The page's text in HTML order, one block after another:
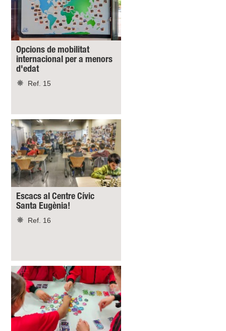
Opcions de mobilitat
internacional per a menors
d'edat
Ref. 15
Escacs al Centre Cívic
Santa Eugènia!
Ref. 16